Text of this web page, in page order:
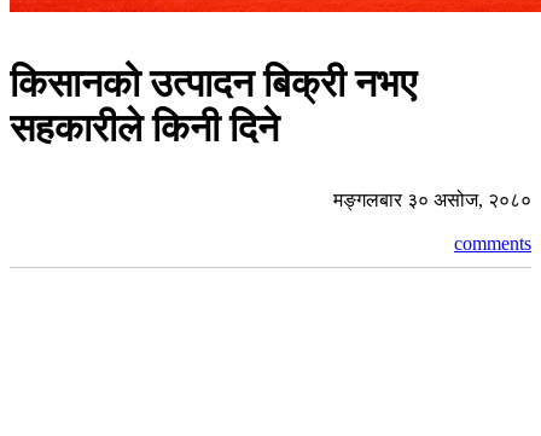
किसानको उत्पादन बिक्री नभए
सहकारीले किनी दिने
मङ्गलबार ३० असोज, २०८०
comments